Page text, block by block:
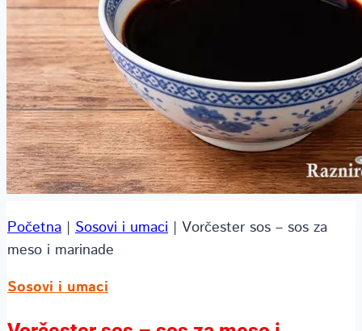
Početna | Sosovi i umaci | Vorčester sos – sos za
meso i marinade
Sosovi i umaci